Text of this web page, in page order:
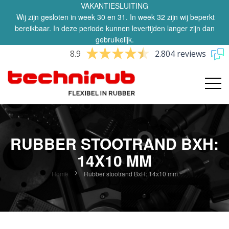
VAKANTIESLUITING
Wij zijn gesloten in week 30 en 31. In week 32 zijn wij beperkt
bereikbaar. In deze periode kunnen levertijden langer zijn dan
gebruikelijk.
8.9 2.804 reviews
RUBBER STOOTRAND BXH:
14X10 MM
Home Rubber stootrand BxH: 14x10 mm